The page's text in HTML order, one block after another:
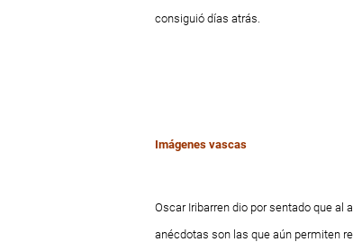
consiguió días atrás.
Imágenes vascas
Oscar Iribarren dio por sentado que al
anécdotas son las que aún permiten